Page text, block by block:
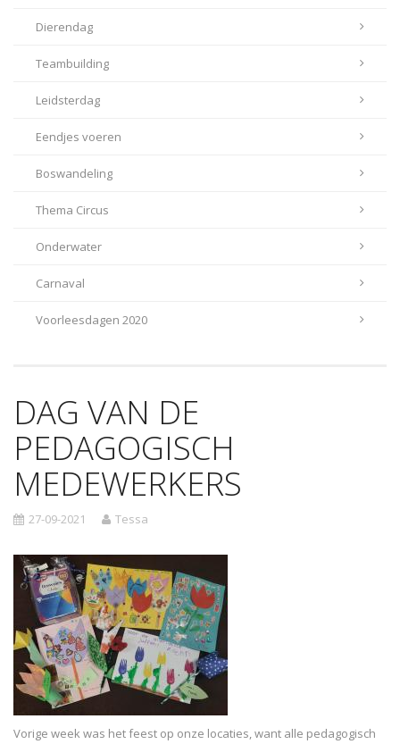
Dierendag
Teambuilding
Leidsterdag
Eendjes voeren
Boswandeling
Thema Circus
Onderwater
Carnaval
Voorleesdagen 2020
DAG VAN DE
PEDAGOGISCH
MEDEWERKERS
27-09-2021 Tessa
Vorige week was het feest op onze locaties, want alle pedagogisch